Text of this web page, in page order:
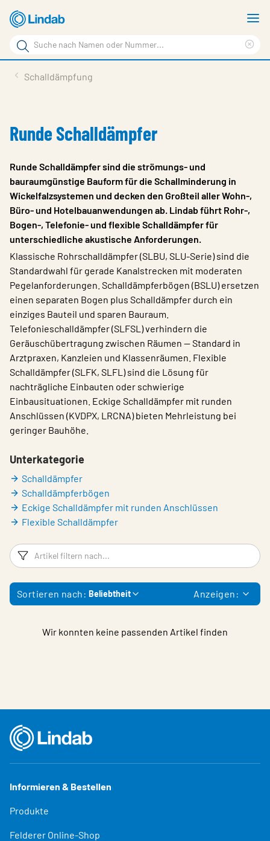
Zum
Hauptinhalt
springen
Suchbegriff
Seite
durchsuchen
Inspiration
Unternehmen
Nachhaltigkeit
Kontakt
Wähle Sprache
Schalldämpfung
Runde Schalldämpfer
Runde Schalldämpfer sind die strömungs- und
bauraumgünstige Bauform für die Schallminderung in
Wickelfalzsystemen und decken den Großteil aller Wohn-,
Büro- und Hotelbauanwendungen ab. Lindab führt Rohr-,
Bogen-, Telefonie- und flexible Schalldämpfer für
unterschiedliche akustische Anforderungen.
Klassische Rohrschalldämpfer (SLBU, SLU-Serie) sind die
Standardwahl für gerade Kanalstrecken mit moderaten
Pegelanforderungen. Schalldämpferbögen (BSLU) ersetzen
einen separaten Bogen plus Schalldämpfer durch ein
einziges Bauteil und sparen Bauraum.
Telefonieschalldämpfer (SLFSL) verhindern die
Geräuschübertragung zwischen Räumen — Standard in
Arztpraxen, Kanzleien und Klassenräumen. Flexible
Schalldämpfer (SLFK, SLFL) sind die Lösung für
nachträgliche Einbauten oder schwierige
Einbausituationen. Eckige Schalldämpfer mit runden
Anschlüssen (KVDPX, LRCNA) bieten Mehrleistung bei
geringer Bauhöhe.
Unterkategorie
Schalldämpfer
Schalldämpferbögen
Eckige Schalldämpfer mit runden Anschlüssen
Flexible Schalldämpfer
Filter
Sortieren nach: Beliebtheit Anzeigen:
Wir konnten keine passenden Artikel finden
Informieren & Bestellen
Produkte
Felderer Online-Shop